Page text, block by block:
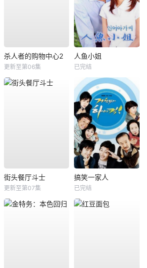
杀人者的购物中心2
更新至第06集
人鱼小姐
已完结
街头餐厅斗士
更新至第07集
搞笑一家人
已完结